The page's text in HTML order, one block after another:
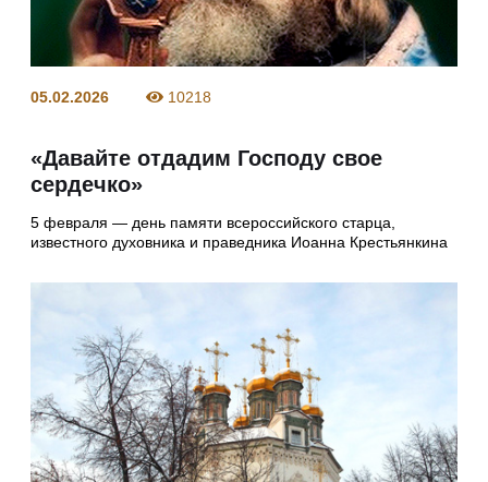
05.02.2026 10218
«Давайте отдадим Господу свое
сердечко»
5 февраля — день памяти всероссийского старца,
известного духовника и праведника Иоанна Крестьянкина